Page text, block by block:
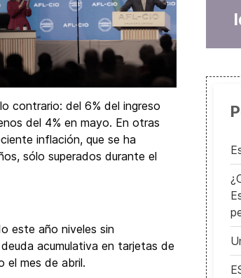
contrario: del 6% del ingreso
del 4% en mayo. En otras
inflación, que se ha
sólo superados durante el
este año niveles sin
acumulativa en tarjetas de
el mes de abril.